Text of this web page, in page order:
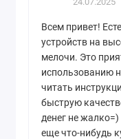
Всем привет!
устройств на
мелочи. Это
использованию
читать
быструю
денег не
еще что-нибудь